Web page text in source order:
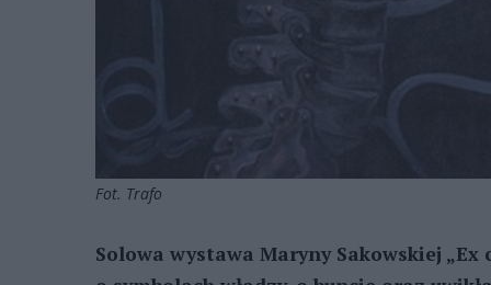
Fot. Trafo
Solowa wystawa Maryny Sakowskiej